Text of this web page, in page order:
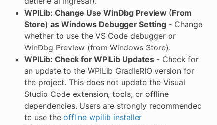
WPILib: Change Use WinDbg Preview (From
Store) as Windows Debugger Setting- Change
whether to use the VS Code debugger or
WinDbg Preview (from Windows Store).
WPILib: Check for WPILib Updates- Check for
an update to the WPILib GradleRIO version for
the project. This does not update the Visual
Studio Code extension, tools, or offline
dependencies. Users are strongly recommended
to use the offline wpilib installer